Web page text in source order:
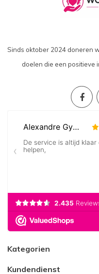
Sinds oktober 2024 doneren
doelen die een positieve
Kategorien
Kundendienst